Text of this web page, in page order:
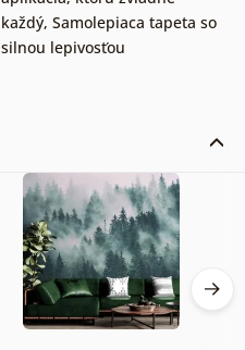
každý, Samolepiaca tapeta so
silnou lepivosťou